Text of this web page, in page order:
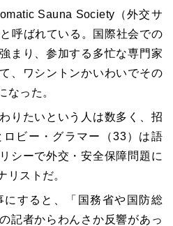
Sauna Society（外交サ
呼ばれている。国際社会での
まり、参加する多忙な専門家
、ワシントンかいわいでその
なった。
りたいという人は数多く、招
ビー・グラマー（33）は語
シーで外交・安全保障問題に
リストだ。
にすると、「国務省や国防総
記者からわんさか反響があっ